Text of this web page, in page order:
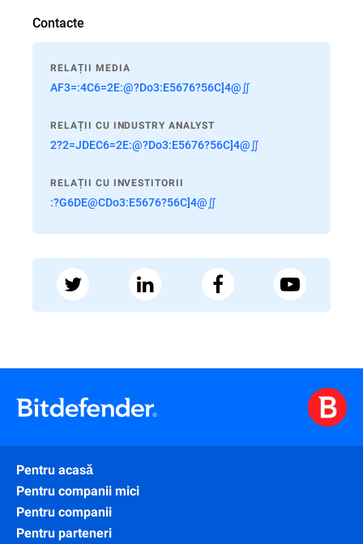
Contacte
RELAȚII MEDIA
AF3=:4C6=2E:@?Do3:E5676?56C]4@∬
RELAȚII CU INDUSTRY ANALYST
2?2=JDEC6=2E:@?Do3:E5676?56C]4@∬
RELAȚII CU INVESTITORII
:?G6DE@CDo3:E5676?56C]4@∬
Pentru acasă
Pentru companii mici
Pentru companii
Pentru parteneri